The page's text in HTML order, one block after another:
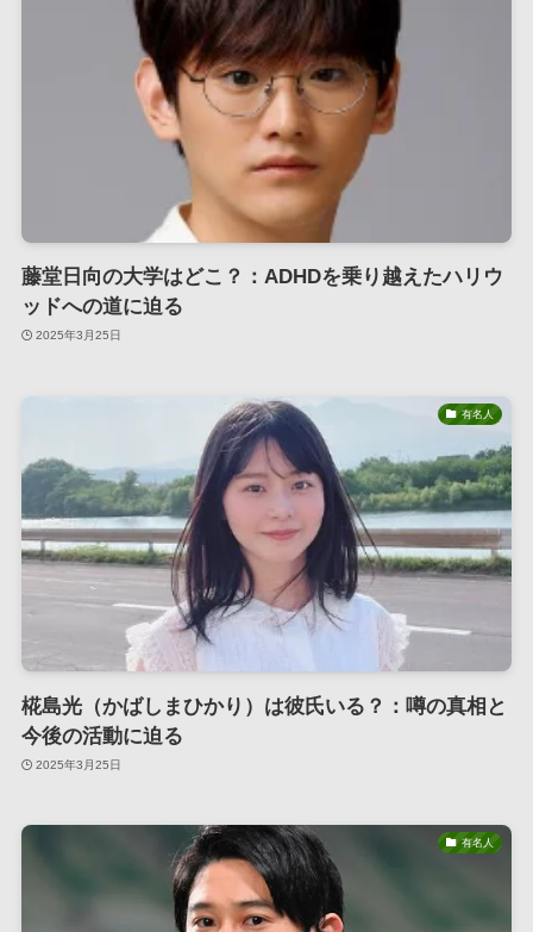
藤堂日向の大学はどこ？：ADHDを乗り越えたハリウ
ッドへの道に迫る
2025年3月25日
有名人
椛島光（かばしまひかり）は彼氏いる？：噂の真相と
今後の活動に迫る
2025年3月25日
有名人